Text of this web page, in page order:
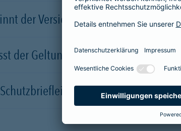
der Versicherungsschutz in der
der Geltungsbereich der Kfz-
versichert?